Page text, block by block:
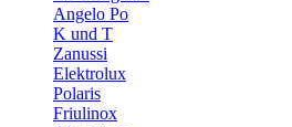
Angelo Po
K und T
Zanussi
Elektrolux
Polaris
Friulinox